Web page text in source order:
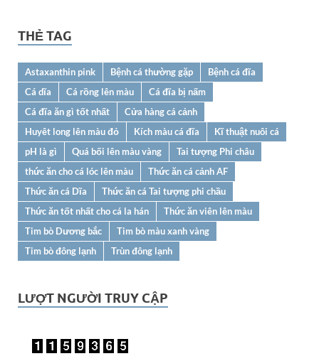
THẺ TAG
Astaxanthin pink Bệnh cá thường gặp
Bệnh cá đĩa
Cá dĩa
Cá rồng lên màu
Cá đĩa bị nấm
Cá đĩa ăn gì tốt nhất
Cửa hàng cá cảnh
Huyêt long lên màu đỏ
Kích màu cá đĩa
Kĩ thuật nuôi cá
pH là gì
Quá bối lên màu vàng
Tai tượng Phi châu
thức ăn cho cá lóc lên màu
Thức ăn cá cảnh AF
Thức ăn cá Dĩa
Thức ăn cá Tai tượng phi chầu
Thức ăn tốt nhất cho cá la hán
Thức ăn viên lên màu
Tim bò Dương bắc
Tim bò màu xanh vàng
Tim bò đông lạnh
Trùn đông lạnh
LƯỢT NGƯỜI TRUY CẬP